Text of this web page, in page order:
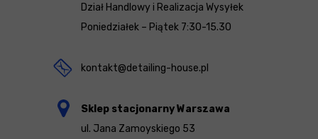
Dział Handlowy i Realizacja Wysyłek
Poniedziałek – Piątek 7:30-15.30
kontakt@detailing-house.pl
Sklep stacjonarny Warszawa
ul. Jana Zamoyskiego 53